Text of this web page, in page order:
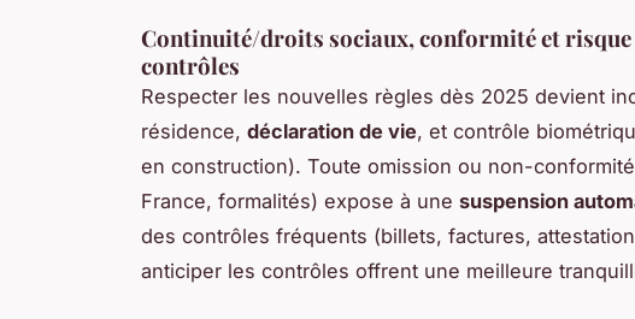
Continuité/droits sociaux, conformité et risque
contrôles
Respecter les nouvelles règles dès 2025 devient
résidence, déclaration de vie, et contrôle
en construction). Toute omission ou non-
France, formalités) expose à une suspension
des contrôles fréquents (billets, factures,
anticiper les contrôles offrent une meilleure